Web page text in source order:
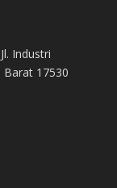
Industri
Barat 17530